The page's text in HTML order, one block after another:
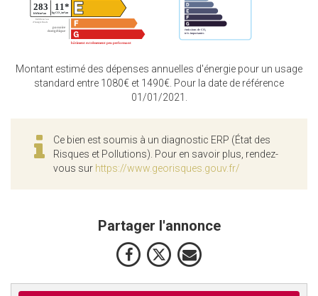
Montant estimé des dépenses annuelles d'énergie pour un usage
standard entre 1080€ et 1490€. Pour la date de référence
01/01/2021.
Ce bien est soumis à un diagnostic ERP (État des
Risques et Pollutions). Pour en savoir plus, rendez-
vous sur https://www.georisques.gouv.fr/
Partager l'annonce